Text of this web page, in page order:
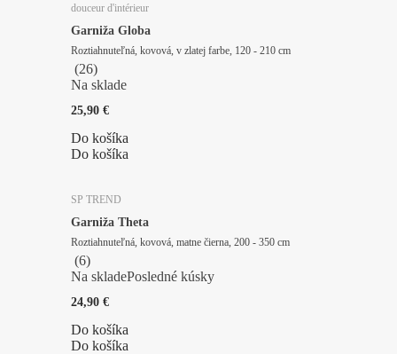
douceur d'intérieur
Garniža Globa
Roztiahnuteľná, kovová, v zlatej farbe, 120 - 210 cm
(26)
Na sklade
25,90 €
Do košíka
Do košíka
SP TREND
Garniža Theta
Roztiahnuteľná, kovová, matne čierna, 200 - 350 cm
(6)
Na skladePosledné kúsky
24,90 €
Do košíka
Do košíka